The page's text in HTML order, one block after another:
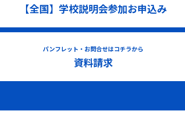
【全国】学校説明会参加お申込み
パンフレット・お問合せはコチラから
資料請求